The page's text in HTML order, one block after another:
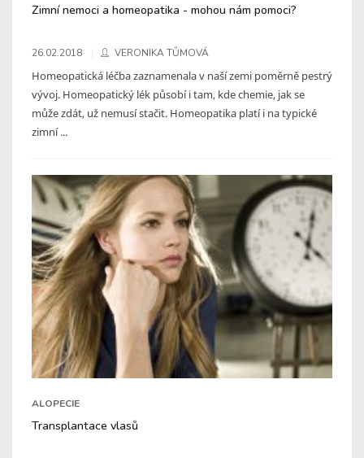
Zimní nemoci a homeopatika - mohou nám pomoci?
26.02.2018 VERONIKA TŮMOVÁ
Homeopatická léčba zaznamenala v naší zemi poměrně pestrý
vývoj. Homeopatický lék působí i tam, kde chemie, jak se
může zdát, už nemusí stačit. Homeopatika platí i na typické
zimní ...
ALOPECIE
Transplantace vlasů